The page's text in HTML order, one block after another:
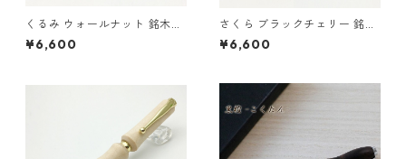
くるみ ウォールナット 銘木ペ
ン ウッド 木のボールペン クロ
スタイプ TWD1703
¥6,600
さくら ブラックチェリー 銘木
ペン ウッド 木のボールペン ク
ロスタイプ TWD1703
¥6,600